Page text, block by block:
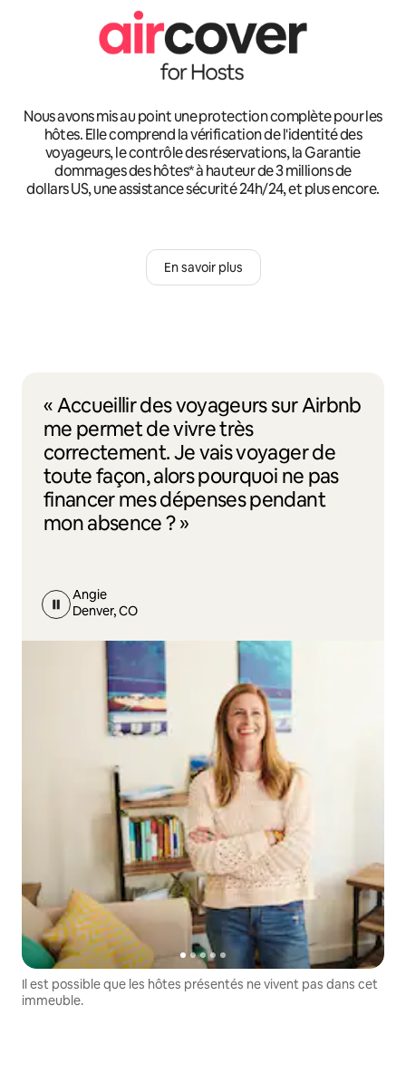
Nous avons mis au point une protection complète pour les
hôtes. Elle comprend la vérification de l'identité des
voyageurs, le contrôle des réservations, la Garantie
dommages des hôtes* à hauteur de 3 millions de
dollars US, une assistance sécurité 24h/24, et plus encore.
En savoir plus
« Accueillir des voyageurs sur Airbnb
me permet de vivre très
correctement. Je vais voyager de
toute façon, alors pourquoi ne pas
financer mes dépenses pendant
mon absence ? »
Angie
Denver, CO
Il est possible que les hôtes présentés ne vivent pas dans cet
immeuble.